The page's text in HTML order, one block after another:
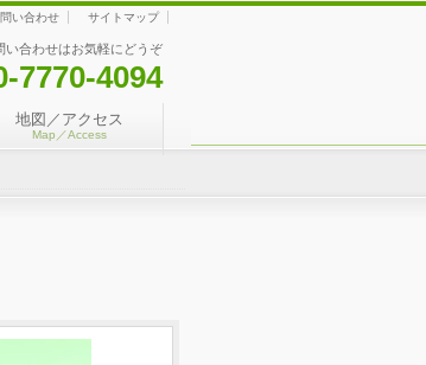
い合わせはお気軽にどうぞ
7770-4094
い合わせ サイトマップ
地図／アクセス
Map／Access